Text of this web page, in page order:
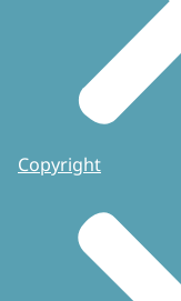
Copyright